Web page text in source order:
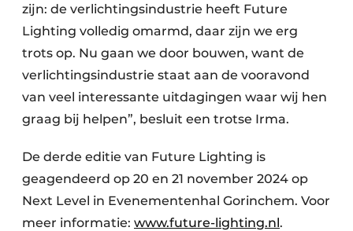
zijn: de verlichtingsindustrie heeft Future
Lighting volledig omarmd, daar zijn we erg
trots op. Nu gaan we door bouwen, want de
verlichtingsindustrie staat aan de vooravond
van veel interessante uitdagingen waar wij hen
graag bij helpen”, besluit een trotse Irma.
De derde editie van Future Lighting is
geagendeerd op 20 en 21 november 2024 op
Next Level in Evenementenhal Gorinchem. Voor
meer informatie: www.future-lighting.nl.